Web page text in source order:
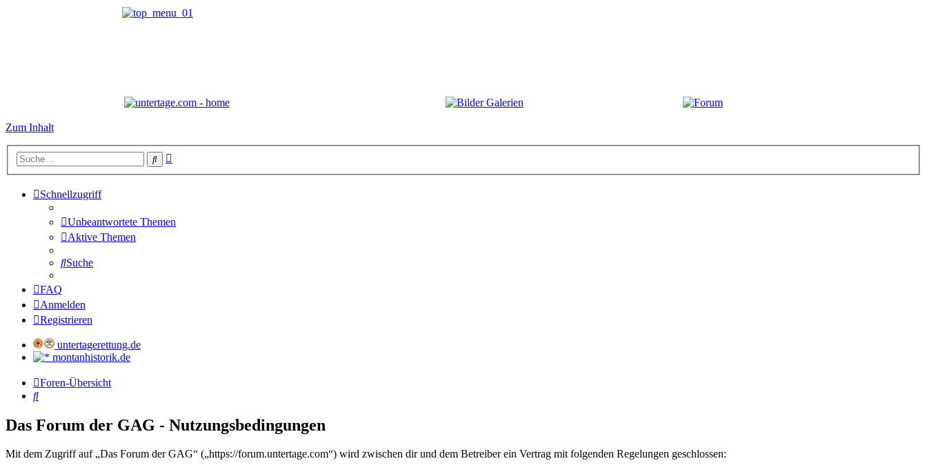
Zum Inhalt
Suche
Schnellzugriff
Unbeantwortete Themen
Aktive Themen
Suche
FAQ
Anmelden
Registrieren
untertagerettung.de
montanhistorik.de
Foren-Übersicht
Suche
Das Forum der GAG - Nutzungsbedingungen
Mit dem Zugriff auf „Das Forum der GAG“ („https://forum.untertage.com“) wird zwischen dir und dem Betreiber ein Vertrag mit folgenden Regelungen geschlossen: